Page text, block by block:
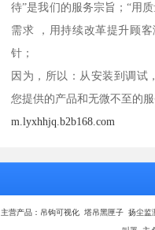
待”是我们的服务宗旨；“用
需求 ，用持续改革提升顾
针；
因为，所以：从安装到调试
您提供的产品和无微不至的
m.lyxhhjq.b2b168.com
主营产品：吊钩可视化 塔吊黑匣子 扬尘